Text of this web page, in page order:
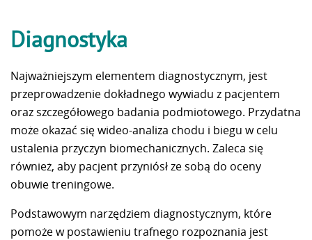
Diagnostyka
Najważniejszym elementem diagnostycznym, jest
przeprowadzenie dokładnego wywiadu z pacjentem
oraz szczegółowego badania podmiotowego. Przydatna
może okazać się wideo-analiza chodu i biegu w celu
ustalenia przyczyn biomechanicznych. Zaleca się
również, aby pacjent przyniósł ze sobą do oceny
obuwie treningowe.
Podstawowym narzędziem diagnostycznym, które
pomoże w postawieniu trafnego rozpoznania jest